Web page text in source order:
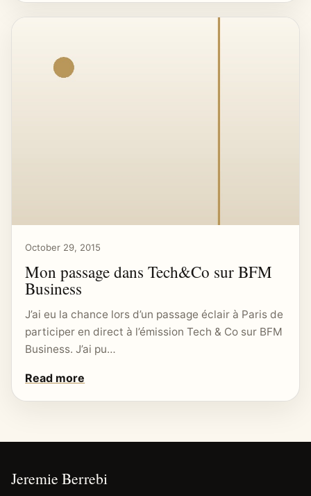
October 29, 2015
Mon passage dans Tech&Co sur BFM
Business
J’ai eu la chance lors d’un passage éclair à Paris de
participer en direct à l’émission Tech & Co sur BFM
Business. J’ai pu…
Read more
Jeremie Berrebi